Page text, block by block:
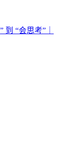
“会思考”｜